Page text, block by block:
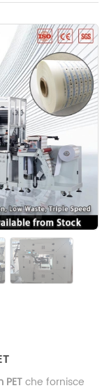
che fornisce